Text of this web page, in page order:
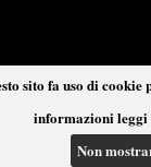
sito fa uso di
informazioni leggi
Non